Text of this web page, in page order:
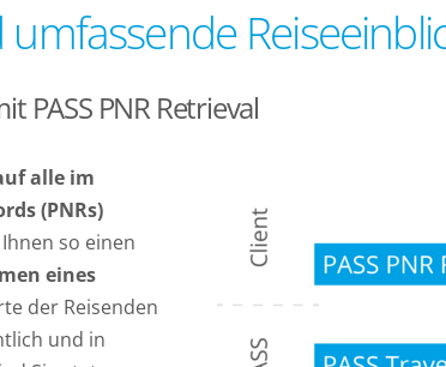
PASS PNR Retrieval
alle im
(PNRs)
so einen
eines
der Reisenden
und in